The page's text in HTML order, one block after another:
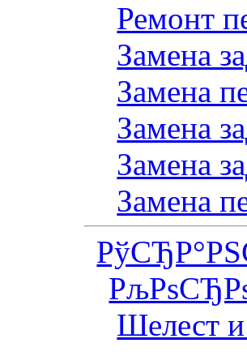
Ремонт
Замена
Замена
Замена
Замена
Замена
Шелест и